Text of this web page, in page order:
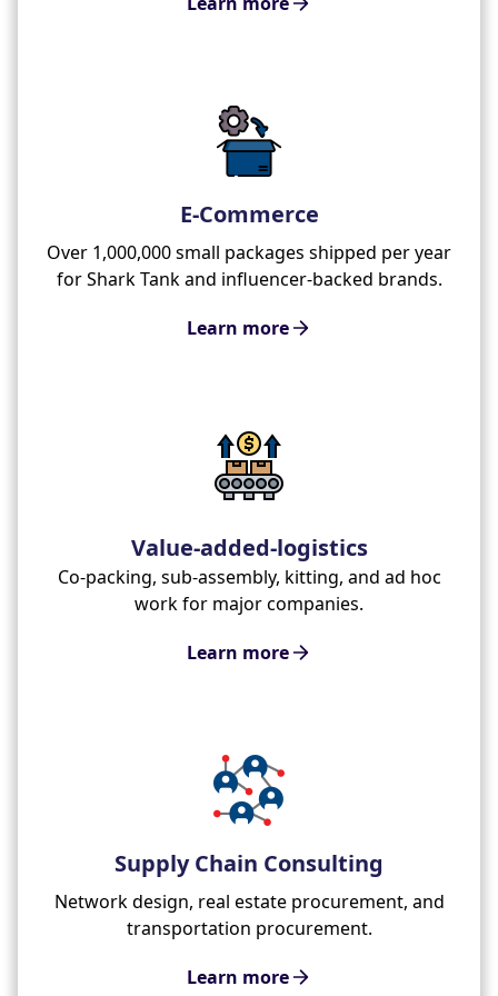
E-Commerce
Over 1,000,000 small packages shipped per year
for Shark Tank and influencer-backed brands.
Learn more
Value-added-logistics
Co-packing, sub-assembly, kitting, and ad hoc
work for major companies.
Learn more
Supply Chain Consulting
Network design, real estate procurement, and
transportation procurement.
Learn more